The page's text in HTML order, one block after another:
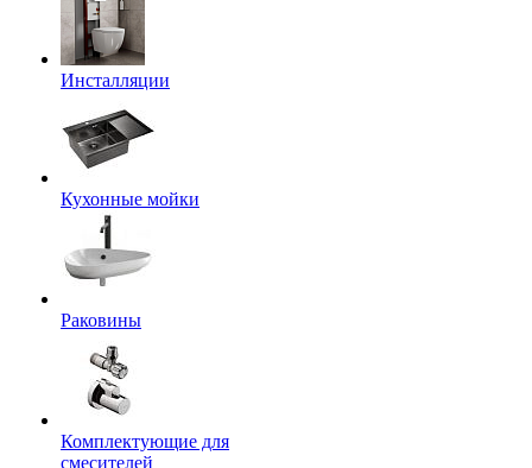
Инсталляции
Кухонные мойки
Раковины
Комплектующие для
смесителей